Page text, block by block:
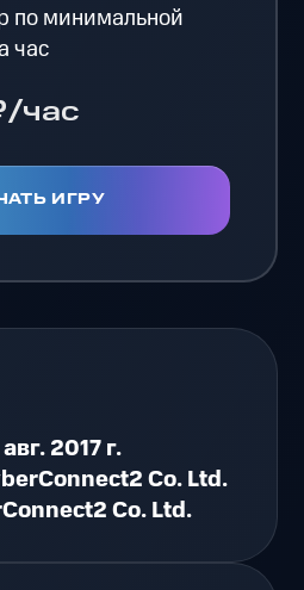
по минимальной
час
час
ИГРУ
2017 г.
Co. Ltd.
Co. Ltd.